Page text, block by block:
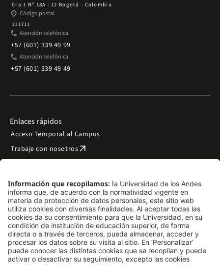
Cra 1 Nº 18A - 12 Bogotá - Colombia
place Código postal
111711
phone Atención telefónica
+57 (601) 339 49 99
phone Atención telefónica
+57 (601) 339 49 49
Enlaces rápidos
Acceso Temporal al Campus
Trabaje con nosotrosarrow_outward
Preguntas frecuentes
Filantropía y donacionesarrow_outward
Mapa del sitio arrow_outward
Síguenos
LinkedIn